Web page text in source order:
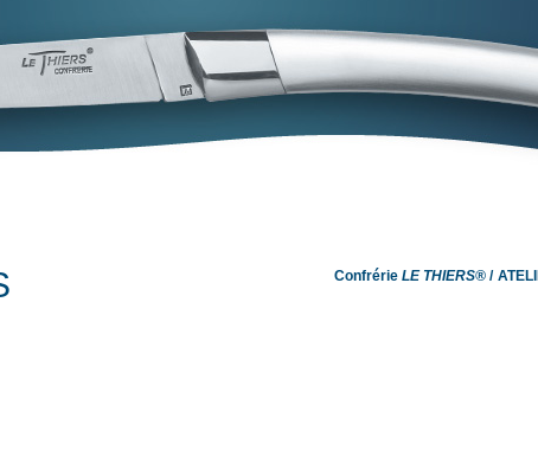
Confrérie LE THIERS®